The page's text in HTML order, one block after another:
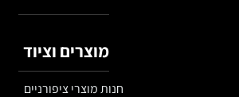
מוצרים וציוד
חנות מוצרי ציפורניים